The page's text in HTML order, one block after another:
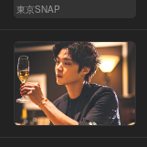
東京SNAP